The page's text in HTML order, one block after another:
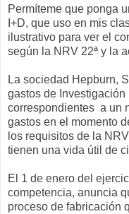
Permíteme que ponga
I+D, que uso en mis
ilustrativo para ver el
según la NRV 22ª y la
La sociedad Hepburn,
gastos de
correspondientes a un
gastos en el momento
los requisitos de la
tienen una vida útil de
El 1 de enero del
competencia, anuncia
proceso de fabricación